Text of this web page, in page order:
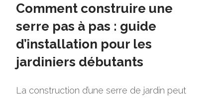
Comment construire une
serre pas à pas : guide
d’installation pour les
jardiniers débutants
La construction d’une serre de jardin peut